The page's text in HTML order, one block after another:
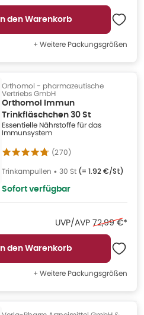
In den Warenkorb
+ Weitere Packungsgrößen
Orthomol - pharmazeutische
Vertriebs GmbH
Orthomol Immun
Trinkfläschchen 30 St
Essentielle Nährstoffe für das
Immunsystem
(270)
Trinkampullen • 30 St (= 1.92 €/St)
Sofort verfügbar
UVP/AVP Ehemaliger
72,99 €*
In den Warenkorb
+ Weitere Packungsgrößen